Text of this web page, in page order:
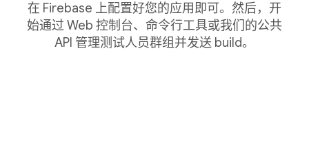
在 Firebase 上配置好您的应用即可。然后，开
始通过 Web 控制台、命令行工具或我们的公共
API 管理测试人员群组并发送 build。